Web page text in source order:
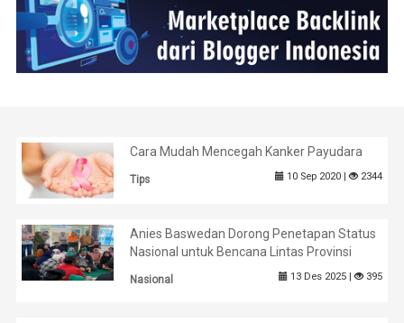
Cara Mudah Mencegah Kanker Payudara
Tips 10 Sep 2020 | 2344
Anies Baswedan Dorong Penetapan Status
Nasional untuk Bencana Lintas Provinsi
Nasional 13 Des 2025 | 395